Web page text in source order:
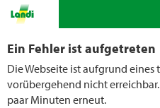
Ein Fehler ist aufgetreten
Die Webseite ist aufgrund eines
vorübergehend nicht
paar Minuten erneut.